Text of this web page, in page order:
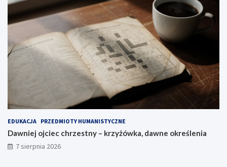
EDUKACJA PRZEDMIOTY HUMANISTYCZNE
Dawniej ojciec chrzestny – krzyżówka, dawne określenia
7 sierpnia 2026